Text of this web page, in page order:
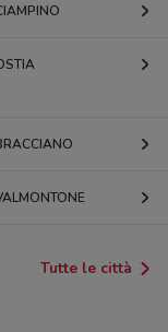
Tutte le città